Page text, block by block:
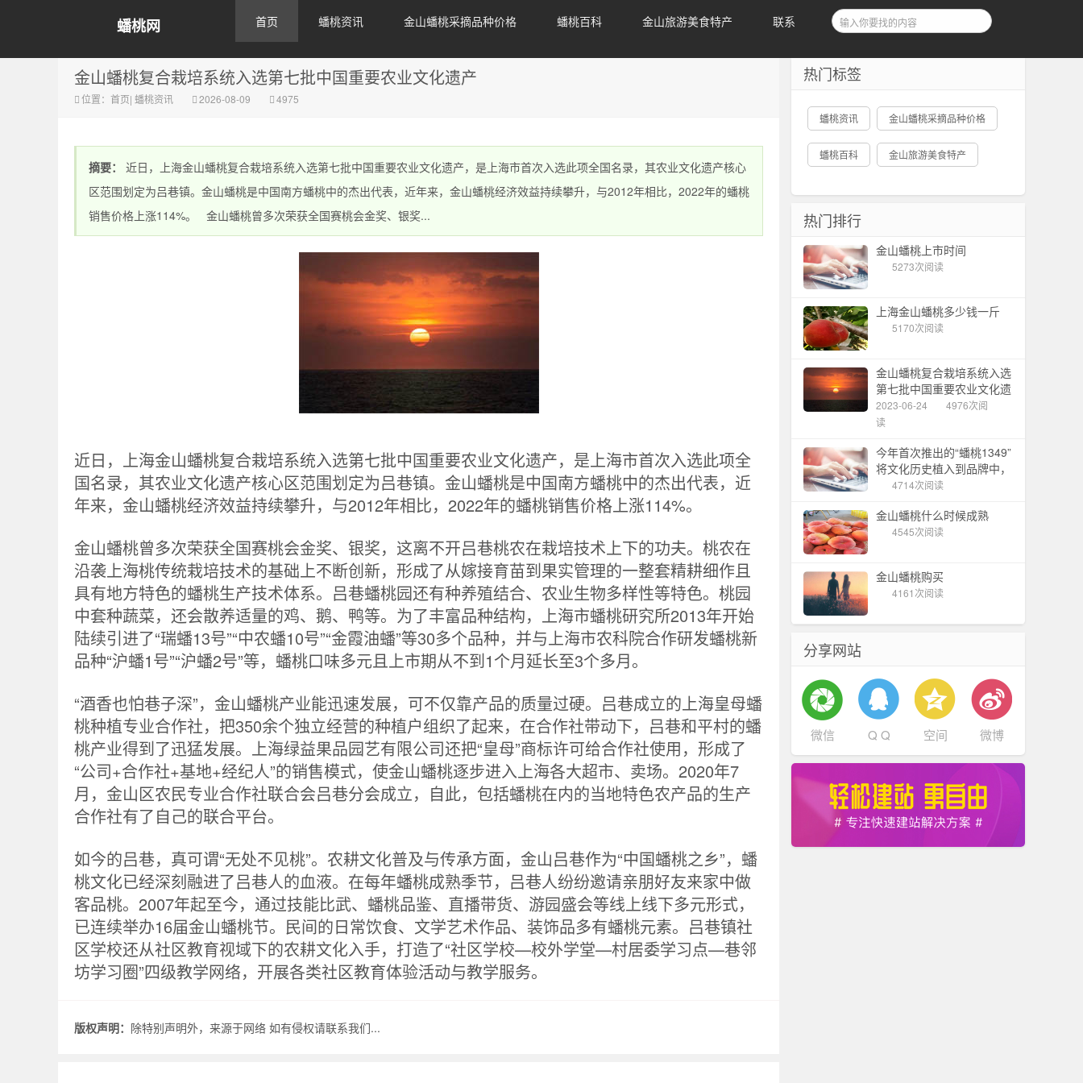
蟠桃网 首页 蟠桃资讯 金山蟠桃采摘品种价格 蟠桃百科 金山旅游美食特产 联系
金山蟠桃复合栽培系统入选第七批中国重要农业文化遗产
位置： 首页| 蟠桃资讯 2026-08-09 4975
摘要：
近日，上海金山蟠桃复合栽培系统入选第七批中国重要农业文化遗产，是上海市首次入选此项全国名录，其农业文化遗产核心
区范围划定为吕巷镇。金山蟠桃是中国南方蟠桃中的杰出代表，近年来，金山蟠桃经济效益持续攀升，与2012年相比，2022年的蟠桃
销售价格上涨114%。 金山蟠桃曾多次荣获全国赛桃会金奖、银奖...
近日，上海金山蟠桃复合栽培系统入选第七批中国重要农业文化遗产，是上海市首次入选此项全
国名录，其农业文化遗产核心区范围划定为吕巷镇。金山蟠桃是中国南方蟠桃中的杰出代表，近
年来，金山蟠桃经济效益持续攀升，与2012年相比，2022年的蟠桃销售价格上涨114%。
金山蟠桃曾多次荣获全国赛桃会金奖、银奖，这离不开吕巷桃农在栽培技术上下的功夫。桃农在
沿袭上海桃传统栽培技术的基础上不断创新，形成了从嫁接育苗到果实管理的一整套精耕细作且
具有地方特色的蟠桃生产技术体系。吕巷蟠桃园还有种养殖结合、农业生物多样性等特色。桃园
中套种蔬菜，还会散养适量的鸡、鹅、鸭等。为了丰富品种结构，上海市蟠桃研究所2013年开始
陆续引进了“瑞蟠13号”“中农蟠10号”“金霞油蟠”等30多个品种，并与上海市农科院合作研发蟠桃新
品种“沪蟠1号”“沪蟠2号”等，蟠桃口味多元且上市期从不到1个月延长至3个多月。
“酒香也怕巷子深”，金山蟠桃产业能迅速发展，可不仅靠产品的质量过硬。吕巷成立的上海皇母蟠
桃种植专业合作社，把350余个独立经营的种植户组织了起来，在合作社带动下，吕巷和平村的蟠
桃产业得到了迅猛发展。上海绿益果品园艺有限公司还把“皇母”商标许可给合作社使用，形成了
“公司+合作社+基地+经纪人”的销售模式，使金山蟠桃逐步进入上海各大超市、卖场。2020年7
月，金山区农民专业合作社联合会吕巷分会成立，自此，包括蟠桃在内的当地特色农产品的生产
合作社有了自己的联合平台。
如今的吕巷，真可谓“无处不见桃”。农耕文化普及与传承方面，金山吕巷作为“中国蟠桃之乡”，蟠
桃文化已经深刻融进了吕巷人的血液。在每年蟠桃成熟季节，吕巷人纷纷邀请亲朋好友来家中做
客品桃。2007年起至今，通过技能比武、蟠桃品鉴、直播带货、游园盛会等线上线下多元形式，
已连续举办16届金山蟠桃节。民间的日常饮食、文学艺术作品、装饰品多有蟠桃元素。吕巷镇社
区学校还从社区教育视域下的农耕文化入手，打造了“社区学校—校外学堂—村居委学习点—巷邻
坊学习圈”四级教学网络，开展各类社区教育体验活动与教学服务。
版权声明： 除特别声明外，来源于网络 如有侵权请联系我们...
热门标签
蟠桃资讯 金山蟠桃采摘品种价格
蟠桃百科 金山旅游美食特产
热门排行
金山蟠桃上市时间
5273次阅读
上海金山蟠桃多少钱一斤
5170次阅读
金山蟠桃复合栽培系统入选
第七批中国重要农业文化遗
产
2023-06-24
4976次阅
读
今年首次推出的“蟠桃1349”
将文化历史植入到品牌中，
金山蟠桃节拉开帷幕
4714次阅读
金山蟠桃什么时候成熟
4545次阅读
金山蟠桃购买
4161次阅读
分享网站
微信 Q Q 空间 微博